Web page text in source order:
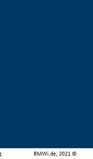
BMWi.de, 2021 ©